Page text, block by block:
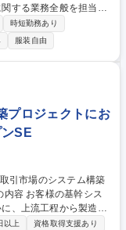
する業務全般を担当し
、リスク低減策の推進
等）を用いたログ
、実施（標的型攻撃メ
スク評価（クラウドサ
アタックテストの計画
ンシデントハンドリン
時短勤務あり
服装自由
プロジェクトにお
SE
、上流工程から製造・
進に携わっていただき
以上
資格取得支援あり